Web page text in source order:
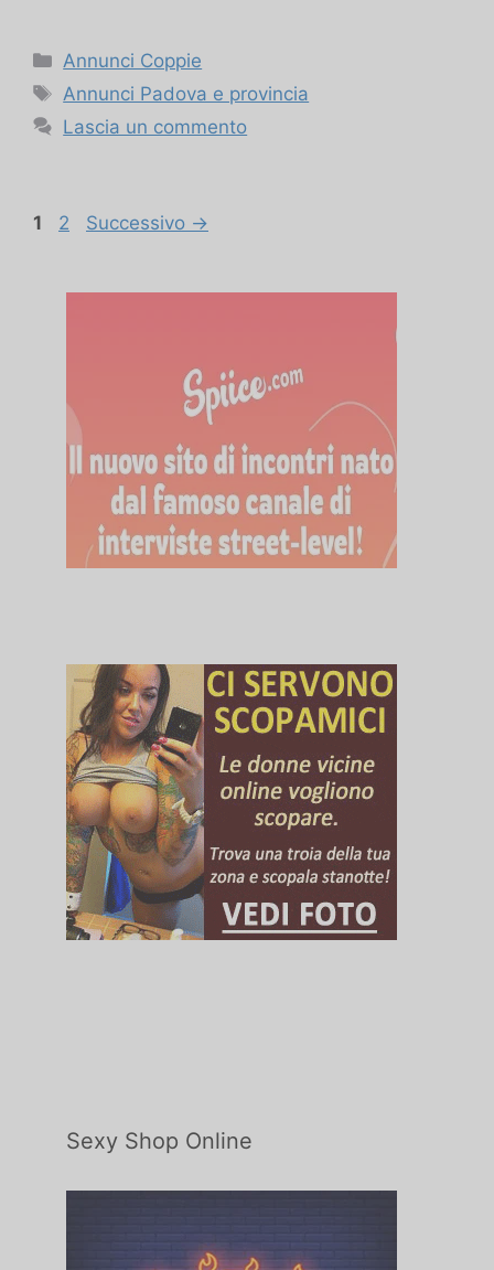
Categorie
Annunci Coppie
Tag
Annunci Padova e provincia
Lascia un commento
Pagina
1 Pagina
2 Successivo →
Sexy Shop Online